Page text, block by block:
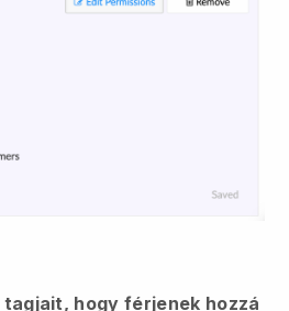
hogy férjenek hozzá